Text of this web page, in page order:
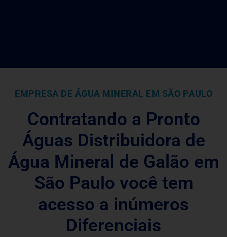
EMPRESA DE ÁGUA MINERAL EM SÃO PAULO
Contratando a Pronto
Águas Distribuidora de
Água Mineral de Galão em
São Paulo você tem
acesso a inúmeros
Diferenciais